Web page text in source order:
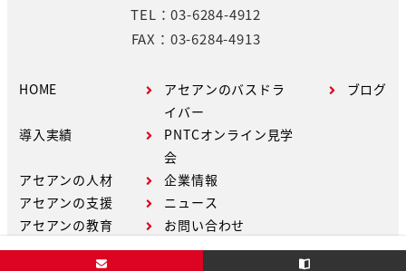
TEL：03-6284-4912
FAX：03-6284-4913
HOME
導入実績
アセアンの人材
アセアンの支援
アセアンの教育
アセアンのバスドラ
イバー
PNTCオンライン見学
会
企業情報
ニュース
お問い合わせ
ブログ